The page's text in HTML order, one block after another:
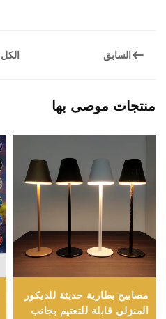
السابق الكل
منتجات موصى بها
مصابيح بطارية حديثة للديكور
المنزلي قابلة للتعتيم بجانب